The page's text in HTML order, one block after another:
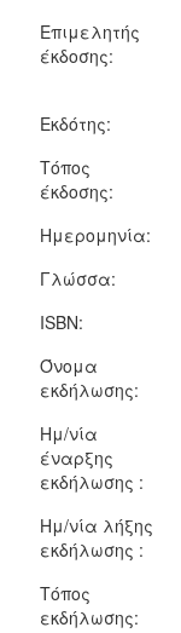
Επιμελητής
έκδοσης:
Εκδότης:
Τόπος
έκδοσης:
Ημερομηνία:
Γλώσσα:
ISBN:
Όνομα
εκδήλωσης:
Ημ/νία
έναρξης
εκδήλωσης :
Ημ/νία λήξης
εκδήλωσης :
Τόπος
εκδήλωσης: